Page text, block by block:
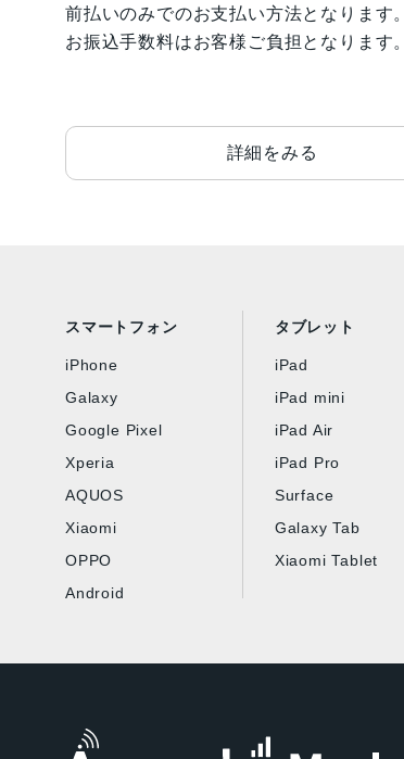
前払いのみでのお支払い方法となります。
お振込手数料はお客様ご負担となります。
詳細をみる
スマートフォン
iPhone
Galaxy
Google Pixel
Xperia
AQUOS
Xiaomi
OPPO
Android
タブレット
iPad
iPad mini
iPad Air
iPad Pro
Surface
Galaxy Tab
Xiaomi Tablet